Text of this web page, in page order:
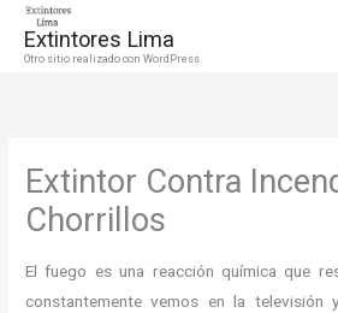
Extintores Lima
Otro sitio realizado con WordPress
Extintor Contra
Chorrillos
El fuego es una reacción química que
constantemente vemos en la televisión